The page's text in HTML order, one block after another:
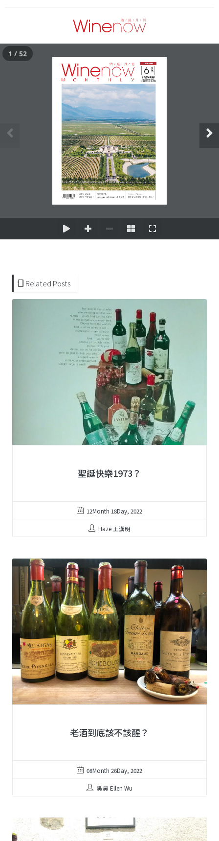
1 / 52
Related Posts
聖誕快樂1973？
12Month 18Day, 2022
Haze 王漢明
老酒到底該不該醒？
08Month 26Day, 2022
吳昊 Ellen Wu